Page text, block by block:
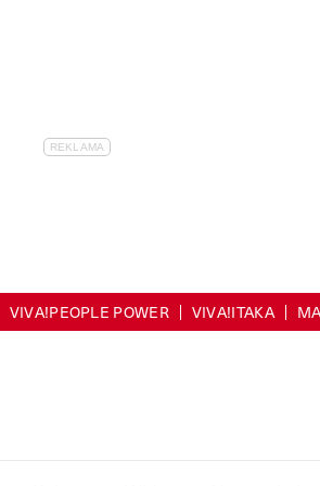
VIVA!PEOPLE POWER VIVA!ITAKA